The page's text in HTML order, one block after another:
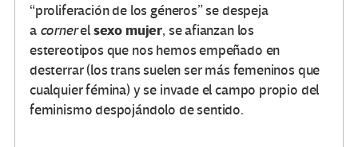
“proliferación de los géneros” se despeja
a cornerelsexo mujer, se afianzan los
estereotipos que nos hemos empeñado en
desterrar (los trans suelen ser más femeninos que
cualquier fémina) y se invade el campo propio del
feminismo despojándolo de sentido.